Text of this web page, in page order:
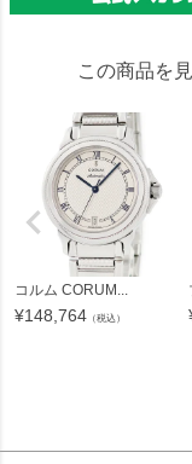
この商品を
コルム CORUM...
¥148,764 （税込）